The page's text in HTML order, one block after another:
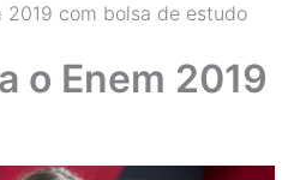
2019 com bolsa de estudo
o Enem 2019